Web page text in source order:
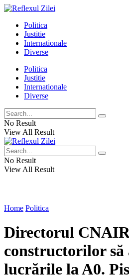
Politica
Justitie
Internationale
Diverse
Politica
Justitie
Internationale
Diverse
No Result
View All Result
No Result
View All Result
Home Politica
Directorul
constructorilor să
lucrările la A0.